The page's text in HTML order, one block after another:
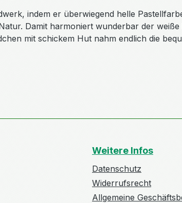
indem er überwiegend helle
Damit harmoniert wunderbar der
mit schickem Hut nahm endlich die
Weitere Infos
Datenschutz
Widerrufsrecht
Allgemeine